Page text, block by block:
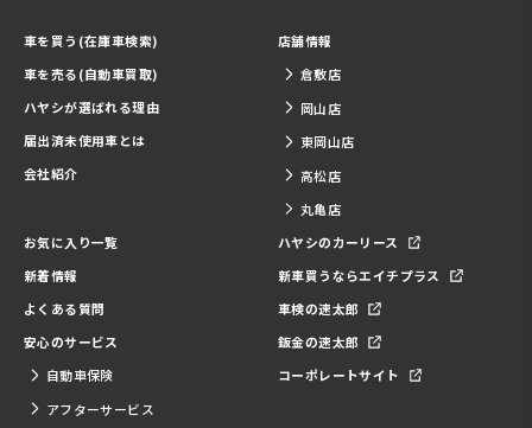
車を買う(在庫車検索)
車を売る(自動車買取)
ハヤシが選ばれる理由
届出済未使用車とは
会社紹介
店舗情報
倉敷店
岡山店
東岡山店
高松店
丸亀店
お気に入り一覧
新着情報
よくある質問
安心のサービス
自動車保険
アフターサービス
ハヤシのカーリース
新車買うならエイチプラス
車検の速太郎
鈑金の速太郎
コーポレートサイト